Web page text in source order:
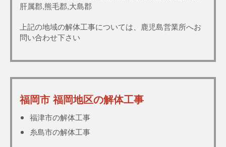
肝属郡,熊毛郡,大島郡
上記の地域の解体工事については、鹿児島営業所へお
問い合わせ下さい
福岡市 福岡地区の解体工事
福津市の解体工事
糸島市の解体工事